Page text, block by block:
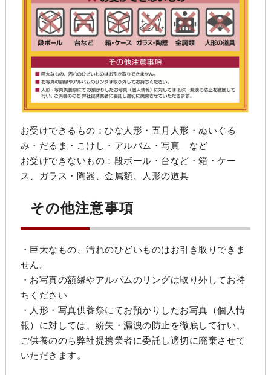
お受けできるもの：ひな人形・五月人形・ぬいぐる
み・だるま・こけし・アルバム・写真 など
お受けできないもの：段ボール・台など・箱・ケー
ス、ガラス・陶器、金属類、人形の道具
その他注意事項
・巨大なもの、汚れのひどいものはお引き取りできま
せん。
・お写真の額縁やアルバムのリングは取り外してお持
ちください
・人形・写真供養祭にてお預かりしたお写真（個人情
報）に対しては、紛失・漏洩の防止を徹底して行い、
ご供養ののち弊社提携業者に委託し適切に廃棄させて
いただきます。